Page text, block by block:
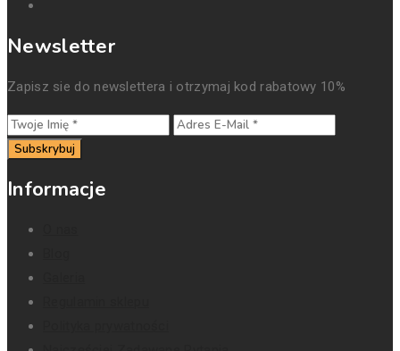
Newsletter
Zapisz sie do newslettera i otrzymaj kod rabatowy 10%
Subskrybuj
Informacje